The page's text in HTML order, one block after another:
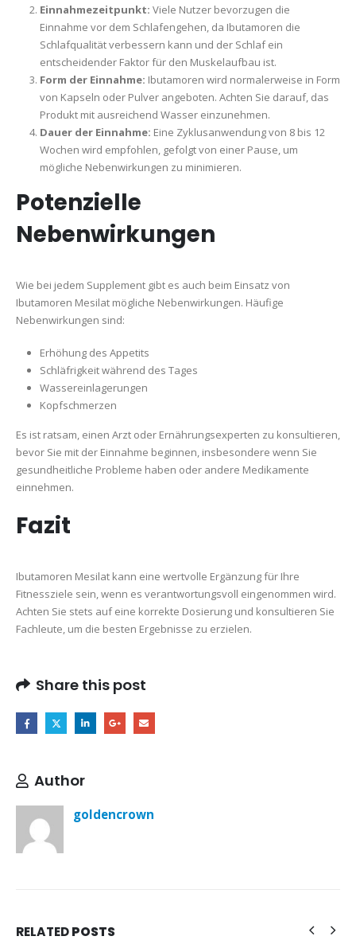
Einnahmezeitpunkt: Viele Nutzer bevorzugen die
Einnahme vor dem Schlafengehen, da Ibutamoren die
Schlafqualität verbessern kann und der Schlaf ein
entscheidender Faktor für den Muskelaufbau ist.
Form der Einnahme: Ibutamoren wird normalerweise in Form
von Kapseln oder Pulver angeboten. Achten Sie darauf, das
Produkt mit ausreichend Wasser einzunehmen.
Dauer der Einnahme: Eine Zyklusanwendung von 8 bis 12
Wochen wird empfohlen, gefolgt von einer Pause, um
mögliche Nebenwirkungen zu minimieren.
Potenzielle
Nebenwirkungen
Wie bei jedem Supplement gibt es auch beim Einsatz von
Ibutamoren Mesilat mögliche Nebenwirkungen. Häufige
Nebenwirkungen sind:
Erhöhung des Appetits
Schläfrigkeit während des Tages
Wassereinlagerungen
Kopfschmerzen
Es ist ratsam, einen Arzt oder Ernährungsexperten zu konsultieren,
bevor Sie mit der Einnahme beginnen, insbesondere wenn Sie
gesundheitliche Probleme haben oder andere Medikamente
einnehmen.
Fazit
Ibutamoren Mesilat kann eine wertvolle Ergänzung für Ihre
Fitnessziele sein, wenn es verantwortungsvoll eingenommen wird.
Achten Sie stets auf eine korrekte Dosierung und konsultieren Sie
Fachleute, um die besten Ergebnisse zu erzielen.
Share this post
Author
goldencrown
RELATEDPOSTS